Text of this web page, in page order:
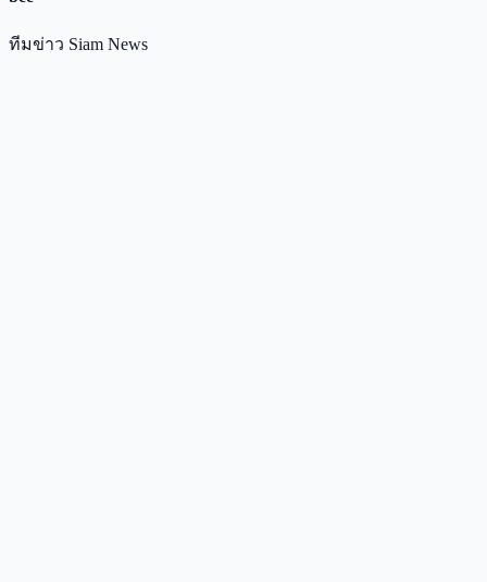
ทีมข่าว Siam News